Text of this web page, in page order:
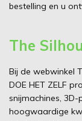
bestelling en u
The
Bij de webwinkel
DOE HET ZELF
snijmachines,
hoogwaardige